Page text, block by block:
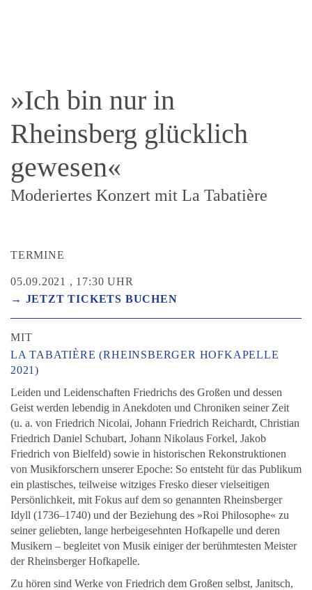
»Ich bin nur in
Rheinsberg glücklich
gewesen«
Moderiertes Konzert mit La Tabatière
TERMINE
05.09.2021 , 17:30 UHR
→ JETZT TICKETS BUCHEN
MIT
LA TABATIÈRE (RHEINSBERGER HOFKAPELLE
2021)
Leiden und Leidenschaften Friedrichs des Großen und dessen
Geist werden lebendig in Anekdoten und Chroniken seiner Zeit
(u. a. von Friedrich Nicolai, Johann Friedrich Reichardt, Christian
Friedrich Daniel Schubart, Johann Nikolaus Forkel, Jakob
Friedrich von Bielfeld) sowie in historischen Rekonstruktionen
von Musikforschern unserer Epoche: So entsteht für das Publikum
ein plastisches, teilweise witziges Fresko dieser vielseitigen
Persönlichkeit, mit Fokus auf dem so genannten Rheinsberger
Idyll (1736–1740) und der Beziehung des »Roi Philosophe« zu
seiner geliebten, lange herbeigesehnten Hofkapelle und deren
Musikern – begleitet von Musik einiger der berühmtesten Meister
der Rheinsberger Hofkapelle.
Zu hören sind Werke von Friedrich dem Großen selbst, Janitsch,